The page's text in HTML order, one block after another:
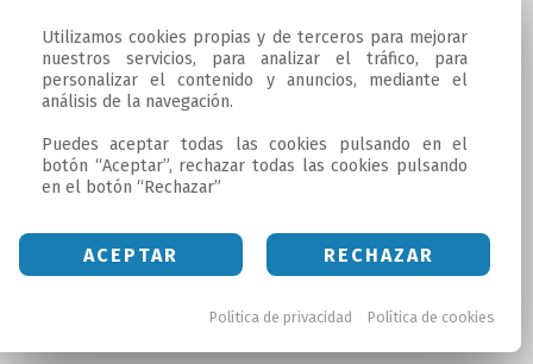
Utilizamos cookies propias y de terceros para mejorar
nuestros servicios, para analizar el tráfico, para
personalizar el contenido y anuncios, mediante el
análisis de la navegación.
Puedes aceptar todas las cookies pulsando en el
botón “Aceptar”, rechazar todas las cookies pulsando
en el botón “Rechazar”
ACEPTAR RECHAZAR
Política de privacidad Política de cookies